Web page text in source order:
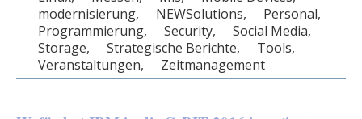
modernisierung, NEWSolutions, Personal,
Programmierung, Security, Social Media,
Storage, Strategische Berichte, Tools,
Veranstaltungen, Zeitmanagement